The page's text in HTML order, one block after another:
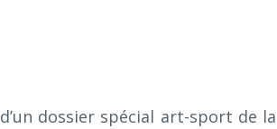
dossier spécial art-sport de la